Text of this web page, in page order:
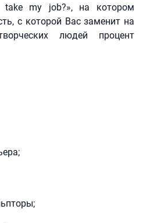
take my job?», на котором
с которой Вас заменит на
людей процент